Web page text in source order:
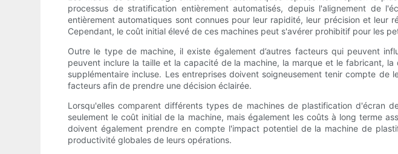
processus de stratification entièrement automatisés, depuis l'alignement de
entièrement automatiques sont connues pour leur rapidité, leur précision et
Cependant, le coût initial élevé de ces machines peut s'avérer prohibitif pour les
Outre le type de machine, il existe également d’autres facteurs qui peuvent
peuvent inclure la taille et la capacité de la machine, la marque et le fabricant,
supplémentaire incluse. Les entreprises doivent soigneusement tenir compte
facteurs afin de prendre une décision éclairée.
Lorsqu'elles comparent différents types de machines de plastification d'écran
seulement le coût initial de la machine, mais également les coûts à long terme
doivent également prendre en compte l'impact potentiel de la machine de
productivité globales de leurs opérations.